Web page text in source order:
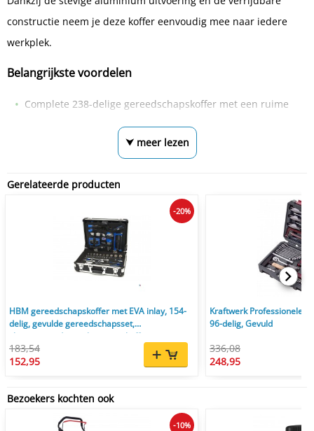
constructie neem je deze koffer eenvoudig mee naar iedere
werkplek.
Belangrijkste voordelen
Complete 238-delige gereedschapskoffer met een ruime
⮟ meer lezen
Gerelateerde producten
HBM gereedschapskoffer met EVA inlay, 154-
delig, gevulde gereedschapsset,
chromevanadium, aluminium koffer
183,54
152,95
-20%
Kraftwerk Professionele
96-delig, Gevuld
336,08
248,95
Bezoekers kochten ook
-10%